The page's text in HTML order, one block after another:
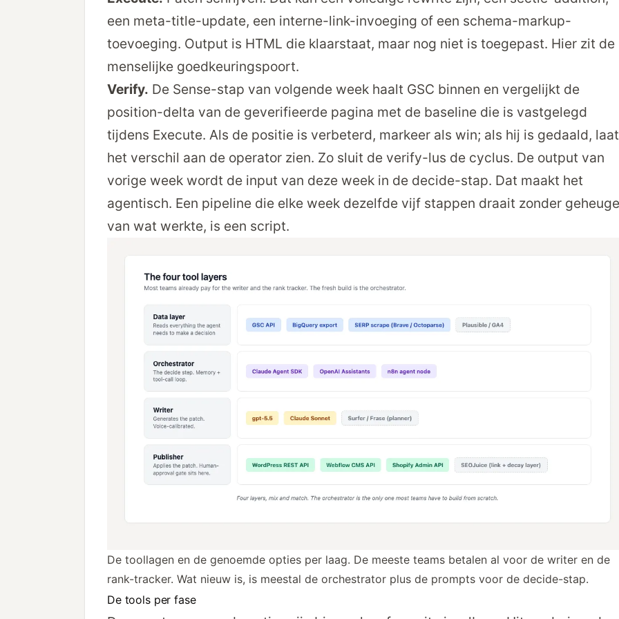
een meta-title-update, een interne-link-invoeging of een schema-markup-
toevoeging. Output is HTML die klaarstaat, maar nog niet is toegepast. Hier zit de
menselijke goedkeurings­poort.
Verify. De Sense-stap van volgende week haalt GSC binnen en vergelijkt de
position-delta van de geverifieerde pagina met de baseline die is vastgelegd
tijdens Execute. Als de positie is verbeterd, markeer als win; als hij is gedaald, laat
het verschil aan de operator zien. Zo sluit de verify-lus de cyclus. De output van
vorige week wordt de input van deze week in de decide-stap. Dat maakt het
agentisch. Een pipeline die elke week dezelfde vijf stappen draait zonder
van wat werkte, is een script.
De toollagen en de genoemde opties per laag. De meeste teams betalen al voor de writer en de
rank-tracker. Wat nieuw is, is meestal de orchestrator plus de prompts voor de decide-stap.
De tools per fase